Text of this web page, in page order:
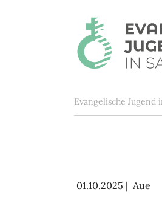
Sie sind hier:
Evangelische Jugend
01.10.2025 | Aue